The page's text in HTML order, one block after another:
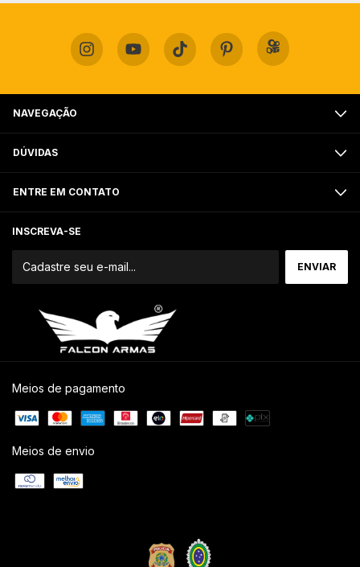
NAVEGAÇÃO
DÚVIDAS
ENTRE EM CONTATO
INSCREVA-SE
Meios de pagamento
Meios de envio